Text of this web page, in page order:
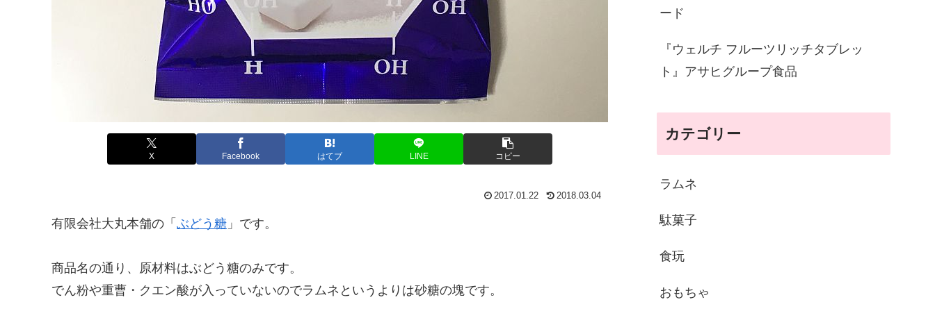
X Facebook はてブ LINE コピー
2017.01.22 2018.03.04
有限会社大丸本舗の「 ぶどう糖 」です。
商品名の通り、原材料はぶどう糖のみです。
でん粉や重曹・クエン酸が入っていないのでラムネというよりは砂糖の塊です。
ード
『ウェルチ フルーツリッチタブレッ
ト』アサヒグループ食品
カテゴリー
ラムネ
駄菓子
食玩
おもちゃ